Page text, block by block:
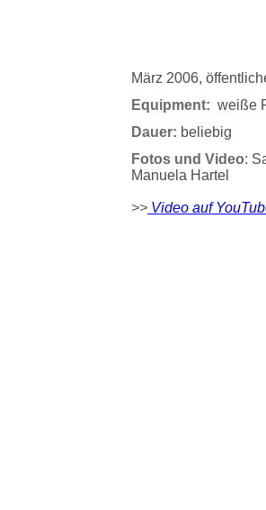
März 2006,
Equipment: weiße
Dauer: beliebig
Fotos und Video:
Manuela Hartel
>> Video auf